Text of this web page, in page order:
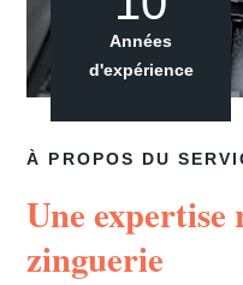
À PROPOS DU
Une expertise
zinguerie
Années
d'expérience